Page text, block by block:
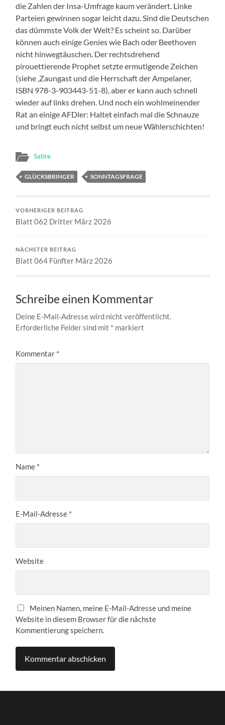
die Zahlen der Insa-Umfrage kaum verändert. Linke
Parteien gewinnen sogar leicht dazu. Sind die Deutschen
das dümmste Volk der Welt? Es scheint so. Darüber
können auch einige Genies wie Bach oder Beethoven
nicht hinwegtäuschen. Der rechtsdrehend
pirouettierende Prophet setzte ermutigende Zeichen
(siehe ‚Zaungast und die Herrschaft der Ampelaner,
ISBN 978-3-903443-51-8), aber er kann auch schnell
wieder auf links drehen. Und noch ein wohlmeinender
Rat an einige AFDler: Haltet einfach mal die Schnauze
und bringt euch nicht selbst um neue Wählerschichten!
Satire
GLÜCKSBRINGER SONNTAGSFRAGE
VORHERIGER BEITRAG
Blatt 062 Dritter März 2026
NÄCHSTER BEITRAG
Blatt 064 Fünfter März 2026
Schreibe einen Kommentar
Deine E-Mail-Adresse wird nicht veröffentlicht.
Erforderliche Felder sind mit * markiert
Kommentar *
Name *
E-Mail-Adresse *
Website
Meinen Namen, meine E-Mail-Adresse und meine
Website in diesem Browser für die nächste
Kommentierung speichern.